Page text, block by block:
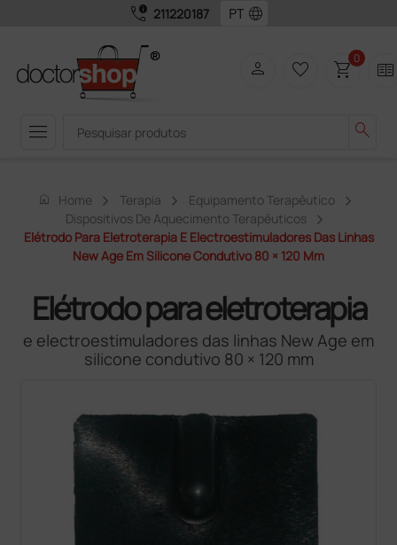
call_quality 211220187 language
menu search
person favorite_border shopping_cart0 two_pager
home Home Terapia
Equipamento Terapêutico
Dispositivos De Aquecimento Terapêuticos
Elétrodo Para Eletroterapia E Electroestimuladores Das Linhas
New Age Em Silicone Condutivo 80 × 120 Mm
Elétrodo para eletroterapia
e electroestimuladores das linhas New Age em
silicone condutivo 80 × 120 mm